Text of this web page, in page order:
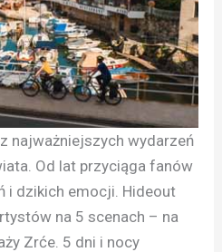
najważniejszych wydarzeń
Od lat przyciąga fanów
i dzikich emocji. Hideout
na 5 scenach – na
Zrće. 5 dni i nocy